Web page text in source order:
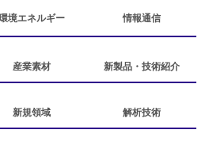
境エネルギー 情報通信
産業素材 新製品・技術紹介
新規領域 解析技術